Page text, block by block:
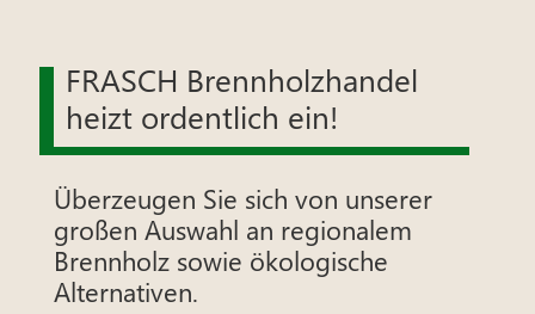
FRASCH Brennholzhandel
heizt ordentlich ein!
Überzeugen Sie sich von unserer
großen Auswahl an regionalem
Brennholz sowie ökologische
Alternativen.